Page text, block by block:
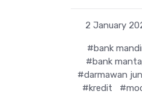
2 January
#bank
#bank
#darmawan
#kredit